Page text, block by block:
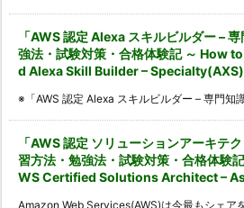
「AWS 認定 Alexa スキルビルダー –
強法・試験対策・合格体験記 ～ How
d Alexa Skill Builder – Specialty(AXS)
※「AWS 認定 Alexa スキルビルダー – 専門知
「AWS 認定 ソリューションアーキテ
習方法・勉強法・試験対策・合格体験
WS Certified Solutions Architect –
Amazon Web Services(AWS)は今最もシェア